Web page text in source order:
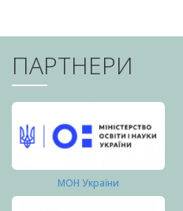
ПАРТНЕРИ
МОН України